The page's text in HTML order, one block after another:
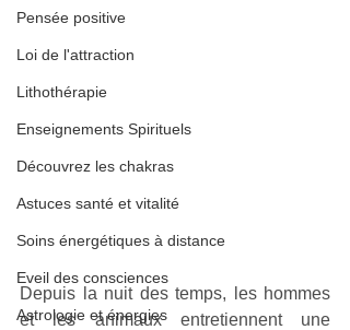
Pensée positive
Loi de l'attraction
Lithothérapie
Enseignements Spirituels
Découvrez les chakras
Astuces santé et vitalité
Soins énergétiques à distance
Eveil des consciences
Astrologie et énergies
Depuis la nuit des temps, les hommes
et les animaux entretiennent une